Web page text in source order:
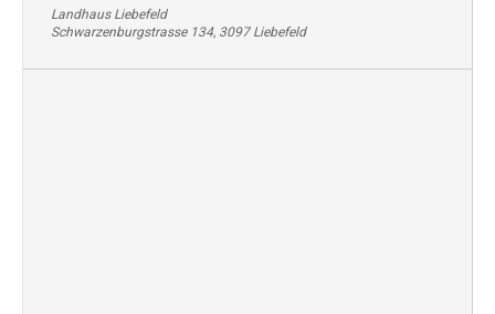
Landhaus Liebefeld
Schwarzenburgstrasse 134, 3097 Liebefeld